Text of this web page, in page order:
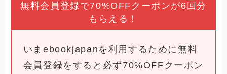
無料会員登録で70%OFFクーポンが6回分
もらえる！
いまebookjapanを利用するために無料
会員登録をすると必ず70%OFFクーポン